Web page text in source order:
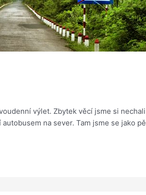
výlet. Zbytek věcí jsme si
na sever. Tam jsme se jako